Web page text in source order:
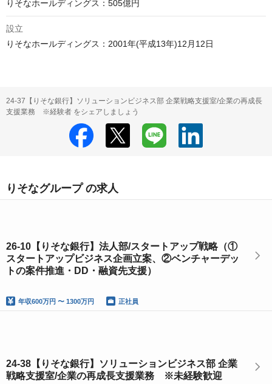
設立
りそなホールディングス：2001年(平成13年)12月12日
24-37【りそな銀行】ソリューションビジネス部 企業戦略支援室/企業の再成長
支援業務 ※経験者 をシェアしましょう
りそなグループ の求人
26-10【りそな銀行】法人部/スタートアップ戦略（①
スタートアップビジネス企画立案、②ベンチャーデッ
トの案件推進・DD・融資先支援）
年収600万円 〜 1300万円 正社員
24-38【りそな銀行】ソリューションビジネス部 企業
戦略支援室/企業の再成長支援業務 ※未経験歓迎